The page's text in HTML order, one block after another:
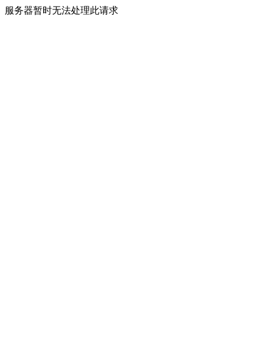
服务器暂时无法处理此请求